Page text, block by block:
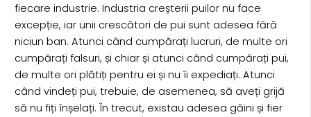
fiecare industrie. Industria creșterii puilor nu face
excepție, iar unii crescători de pui sunt adesea fără
niciun ban. Atunci când cumpărați lucruri, de multe ori
cumpărați falsuri, și chiar și atunci când cumpărați pui,
de multe ori plătiți pentru ei și nu îi expediați. Atunci
când vindeți pui, trebuie, de asemenea, să aveți grijă
să nu fiți înșelați. În trecut, existau adesea găini și fier